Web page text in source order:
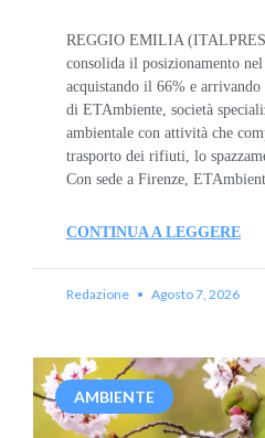
REGGIO EMILIA
consolida il posizionamento
acquistando il 66% e
di ETAmbiente, società
ambientale con attività che
trasporto dei rifiuti, lo
Con sede a Firenze,
CONTINUA A LEGGERE
Redazione Agosto 7, 2026
AMBIENTE